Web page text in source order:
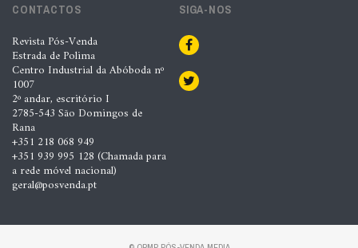
CONTACTOS
Revista Pós-Venda
Estrada de Polima
Centro Industrial da Abóboda nº
1007
2º andar, escritório I
2785-543 São Domingos de
Rana
+351 218 068 949
+351 939 995 128 (Chamada para
a rede móvel nacional)
geral@posvenda.pt
SIGA-NOS